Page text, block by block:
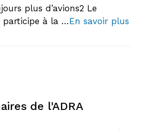
plus d’avions2 Le
participe à la …En savoir plus
de l'ADRA